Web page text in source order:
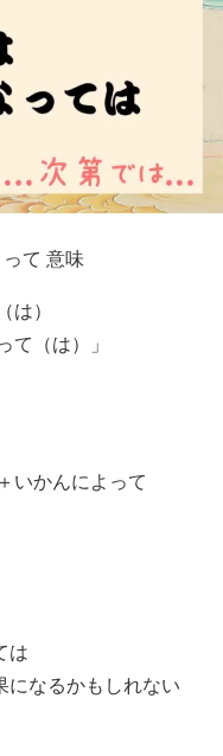
て 意味
）
て（は）」
いかんによって
は
になるかもしれない